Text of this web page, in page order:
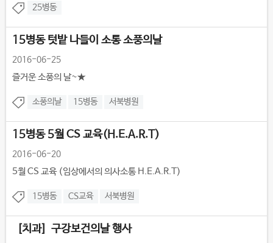
25병동
15병동 텃밭 나들이 소통 소풍의날
2016-06-25
즐거운 소풍의 날~★
소풍의날 15병동 서북병원
15병동 5월 CS 교육(H.E.A.R.T)
2016-06-20
5월 CS 교육 (임상에서의 의사소통 H.E.A.R.T)
15병동 CS교육 서북병원
［치과］구강보건의날 행사